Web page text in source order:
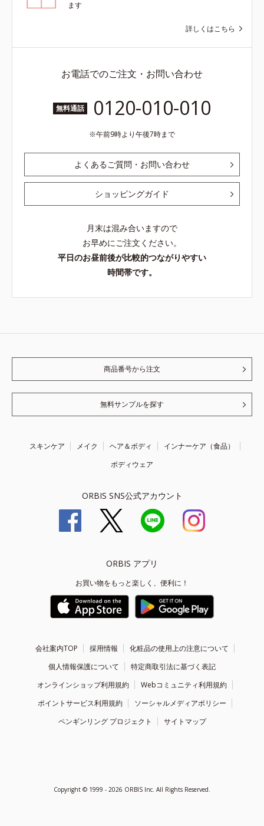
ます
詳しくはこちら
お電話でのご注文・お問い合わせ
無料通話 0120-010-010
午前9時より午後7時まで
よくあるご質問・お問い合わせ
ショッピングガイド
月末は混み合いますので
お早めにご注文ください。
平日のお昼前後が比較的つながりやすい
時間帯です。
商品番号から注文
無料サンプルを探す
スキンケア メイク ヘア＆ボディ
インナーケア（食品）
ボディウェア
ORBIS SNS公式アカウント
ORBIS アプリ
お買い物をもっと楽しく、便利に！
会社案内TOP 採用情報
化粧品の使用上の注意について
個人情報保護について
特定商取引法に基づく表記
オンラインショップ利用規約
Webコミュニティ利用規約
ポイントサービス利用規約
ソーシャルメディアポリシー
ペンギンリング プロジェクト
サイトマップ
Copyright © 1999 - 2026 ORBIS Inc. All Rights Reserved.